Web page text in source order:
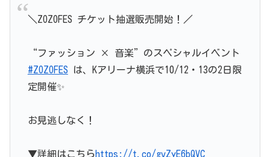
＼ZOZOFES チケット抽選販売開始！／
“ファッション × 音楽”のスペシャルイベント
#ZOZOFES は、Kアリーナ横浜で10/12・13の2日限
定開催✨
お見逃しなく！
▼詳細はこちらhttps://t.co/gvZyE6bQVC